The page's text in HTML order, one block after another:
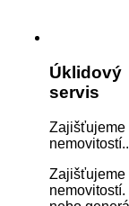
Úklidový
servis
Zajišťujeme
Zajišťujeme